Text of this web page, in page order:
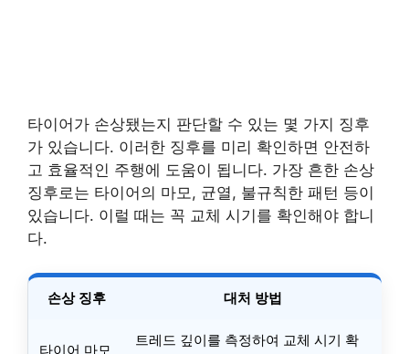
타이어가 손상됐는지 판단할 수 있는 몇 가지 징후
가 있습니다. 이러한 징후를 미리 확인하면 안전하
고 효율적인 주행에 도움이 됩니다. 가장 흔한 손상
징후로는 타이어의 마모, 균열, 불규칙한 패턴 등이
있습니다. 이럴 때는 꼭 교체 시기를 확인해야 합니
다.
손상 징후 대처 방법
타이어 마모
트레드 깊이를 측정하여 교체 시기 확